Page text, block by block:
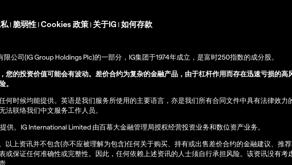
| 脆弱性 | Cookies 政策 | 关于IG | 如何存款
公司(IG Group Holdings Plc)的一部分，IG集团于1974年成立，是富时250指数的成分股。
您的投资价值可能会有波动。差价合约为复杂的金融产品，由于杠杆作用而存在迅速亏损的
。
何时候均能提供。英语是我们服务所使用的主要语言，亦是我们所有合同文件中具有法律效力
法联络我们中文服务工作人员。
供。IG International Limited 由百慕大金融管理局授权经营投资业务和数位资产业务。
以上资讯并不包含(亦不应被理解为包含)任何关于购买、持有或出售差价合约的金融建议、推
或保证任何准确性或完整性。因此，任何依赖上述资讯的人士须自行承担风险。该资讯没有